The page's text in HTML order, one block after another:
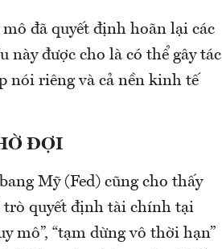
đã quyết định hoãn lại các
này được cho là có thể gây tác
nói riêng và cả nền kinh tế
ĐỢI
Mỹ (Fed) cũng cho thấy
trò quyết định tài chính tại
mô”, “tạm dừng vô thời hạn”